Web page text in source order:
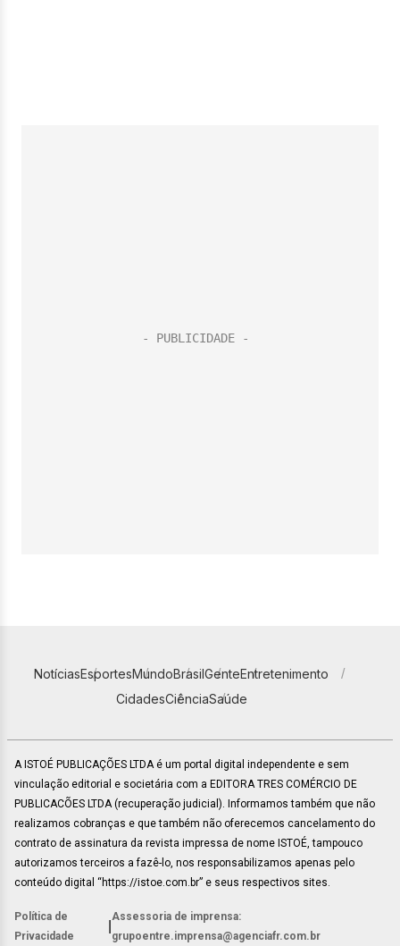
NotíciasEsportesMundoBrasilGenteEntretenimento
CidadesCiênciaSaúde
A ISTOÉ PUBLICAÇÕES LTDA é um portal digital independente e sem
vinculação editorial e societária com a EDITORA TRES COMÉRCIO DE
PUBLICACÕES LTDA (recuperação judicial). Informamos também que não
realizamos cobranças e que também não oferecemos cancelamento do
contrato de assinatura da revista impressa de nome ISTOÉ, tampouco
autorizamos terceiros a fazê-lo, nos responsabilizamos apenas pelo
conteúdo digital “https://istoe.com.br” e seus respectivos sites.
Política de
Privacidade
Assessoria de imprensa:
grupoentre.imprensa@agenciafr.com.br